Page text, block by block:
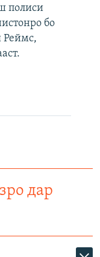
полиси
бо
Реймс,
дар